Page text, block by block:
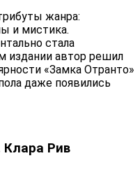
жанра:
и мистика.
стала
издании автор решил
«Замка Отранто»
даже появились
Клара Рив